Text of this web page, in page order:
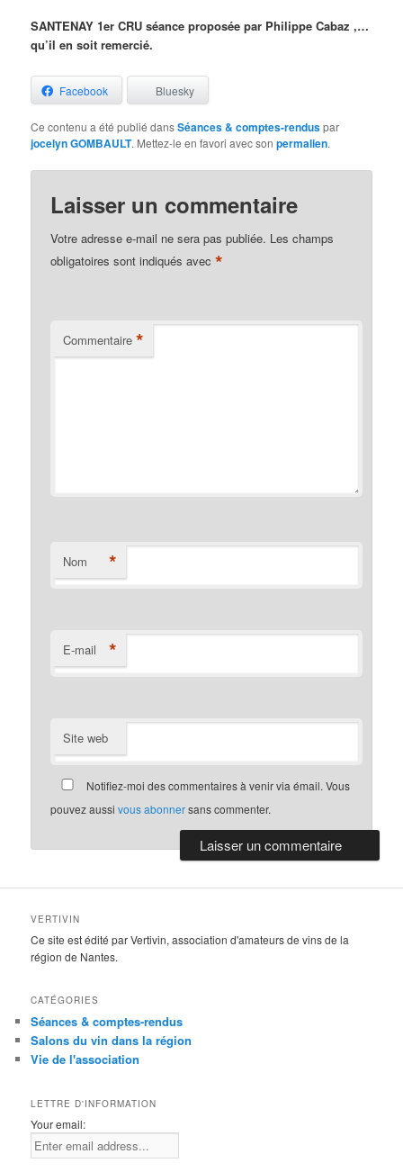
SANTENAY 1er CRU séance proposée par Philippe Cabaz ,…
qu’il en soit remercié.
Facebook Bluesky
Ce contenu a été publié dansSéances & comptes-renduspar
jocelyn GOMBAULT. Mettez-le en favori avec sonpermalien.
Laisser un commentaire
Votre adresse e-mail ne sera pas publiée. Les champs
obligatoires sont indiqués avec*
Commentaire *
Nom *
E-mail *
Site web
Notifiez-moi des commentaires à venir via émail. Vous
pouvez aussivous abonnersans commenter.
VERTIVIN
Ce site est édité par Vertivin, association d'amateurs de vins de la
région de Nantes.
CATÉGORIES
Séances & comptes-rendus
Salons du vin dans la région
Vie de l'association
LETTRE D'INFORMATION
Your email: